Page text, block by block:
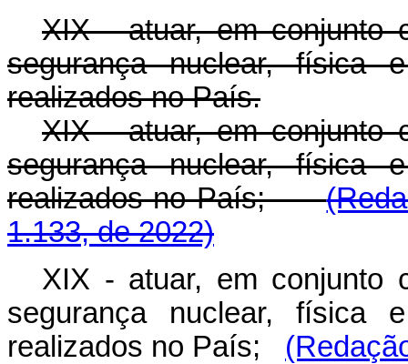
XIX - atuar, em conjunto
segurança nuclear, física
realizados no País.
XIX - atuar, em conjunto
segurança nuclear, física
realizados no País;
1.133, de 2022)
XIX - atuar, em conjunto
segurança nuclear, física
realizados no País;